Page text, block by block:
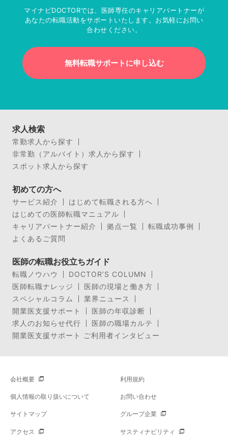
マイナビDOCTORでは、医師専任のキャリアパートナーが
あなたの転職活動をサポートいたします。お気軽にお問い
合わせください。
無料転職サポートに申し込む
求人検索
常勤求人から探す
非常勤（アルバイト）求人から探す
スポット求人から探す
初めての方へ
サービス紹介
はじめて転職される方へ
はじめての医師転職マニュアル
キャリアパートナー紹介
拠点一覧
転職成功事例
よくあるご質問
医師の転職お役立ちガイド
転職ノウハウ
DOCTOR’S COLUMN
医師転職ナレッジ
医師の現場と働き方
スペシャルコラム
業界ニュース
開業医支援サポート
医師の年収診断
求人のお知らせ代行
医師の職場カルテ
開業医支援サポート ご利用者インタビュー
会社概要 利用規約
個人情報の取り扱いについて お問い合わせ
サイトマップ グループ企業
アクセス サスティナビリティ